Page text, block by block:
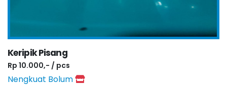
Keripik Pisang
Rp 10.000,- / pcs
Nengkuat Bolum